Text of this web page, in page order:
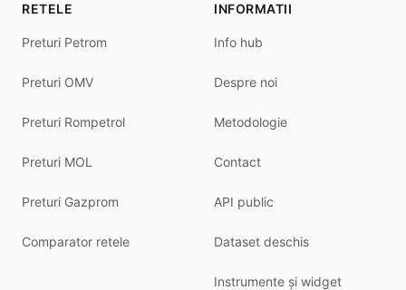
RETELE
Preturi Petrom
Preturi OMV
Preturi Rompetrol
Preturi MOL
Preturi Gazprom
Comparator retele
INFORMATII
Info hub
Despre noi
Metodologie
Contact
API public
Dataset deschis
Instrumente și widget